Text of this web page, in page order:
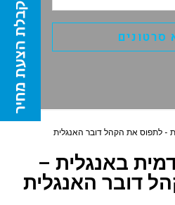
- לתפוס את הקהל דובר האנגלית
באנגלית –
דובר האנגלית